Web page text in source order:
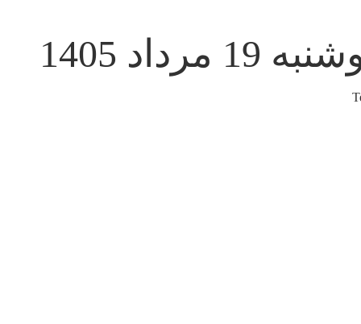
19 مرداد 1405